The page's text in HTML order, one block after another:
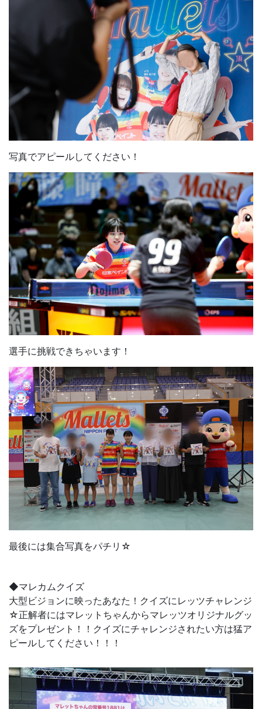
写真でアピールしてください！
選手に挑戦できちゃいます！
最後には集合写真をパチリ☆
◆マレカムクイズ
大型ビジョンに映ったあなた！クイズにレッツチャレンジ
☆正解者にはマレットちゃんからマレッツオリジナルグッ
ズをプレゼント！！クイズにチャレンジされたい方は猛ア
ピールしてください！！！